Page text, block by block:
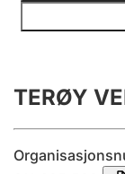
Årsrekneskap
Innsending
TERØY